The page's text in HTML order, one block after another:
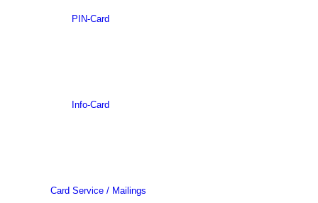
PIN-Card
Info-Card
Card Service / Mailings